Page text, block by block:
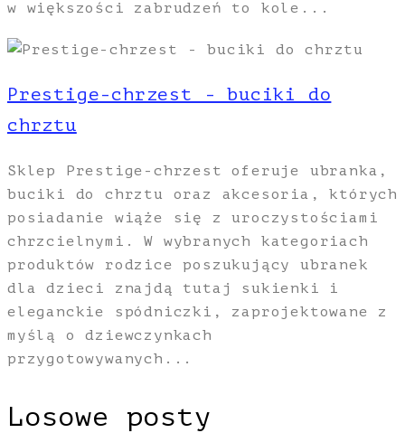
w większości zabrudzeń to kole...
Prestige-chrzest - buciki do
chrztu
Sklep Prestige-chrzest oferuje ubranka,
buciki do chrztu oraz akcesoria, których
posiadanie wiąże się z uroczystościami
chrzcielnymi. W wybranych kategoriach
produktów rodzice poszukujący ubranek
dla dzieci znajdą tutaj sukienki i
eleganckie spódniczki, zaprojektowane z
myślą o dziewczynkach
przygotowywanych...
Losowe posty